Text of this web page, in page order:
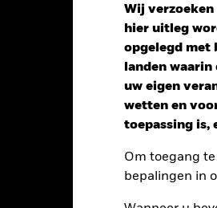
Wij
hier uitleg
opgelegd met
landen
uw eigen
wetten en
toepassing is,
Om toegang
bepalingen in